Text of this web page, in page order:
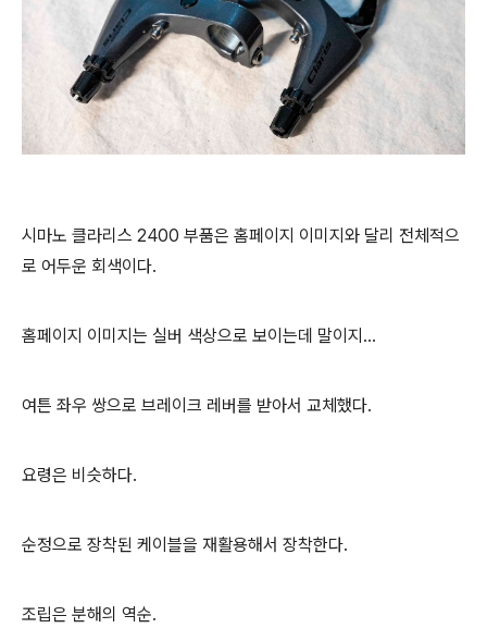
시마노 클라리스 2400 부품은 홈페이지 이미지와 달리 전체적으
로 어두운 회색이다.
홈페이지 이미지는 실버 색상으로 보이는데 말이지...
여튼 좌우 쌍으로 브레이크 레버를 받아서 교체했다.
요령은 비슷하다.
순정으로 장착된 케이블을 재활용해서 장착한다.
조립은 분해의 역순.